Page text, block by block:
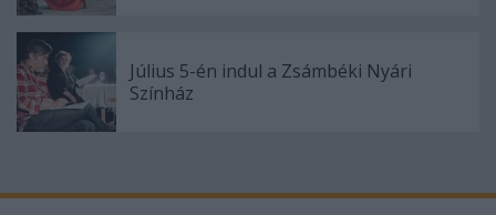
Július 5-én indul a Zsámbéki Nyári
Színház